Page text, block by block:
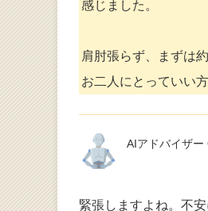
感じました。
肩肘張らず、まずは
お二人にとっていい
AIアドバイザー
緊張しますよね。不